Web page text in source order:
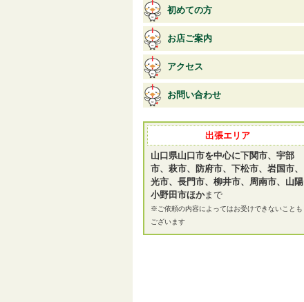
初めての方
お店ご案内
アクセス
お問い合わせ
出張エリア
山口県山口市を中心に下関市、宇部
市、萩市、防府市、下松市、岩国市、
光市、長門市、柳井市、周南市、山陽
小野田市ほかまで
※ご依頼の内容によってはお受けできないことも
ございます